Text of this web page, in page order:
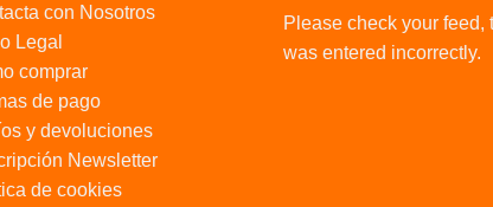
con Nosotros
Legal
comprar
de pago
y devoluciones
Newsletter
de cookies
Please check your feed,
was entered incorrectly.